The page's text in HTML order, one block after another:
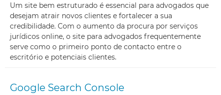
Um site bem estruturado é essencial para advogados que
desejam atrair novos clientes e fortalecer a sua
credibilidade. Com o aumento da procura por serviços
jurídicos online, o site para advogados frequentemente
serve como o primeiro ponto de contacto entre o
escritório e potenciais clientes.
Google Search Console